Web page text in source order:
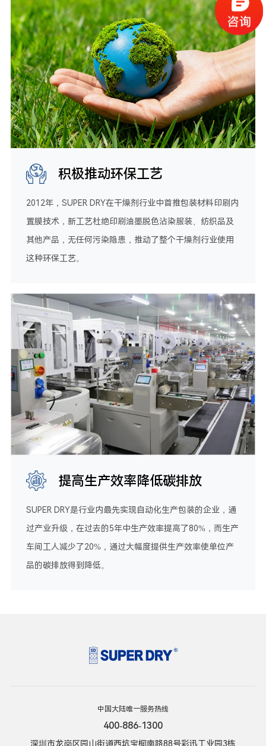
积极推动环保工艺
2012年，SUPER DRY在干燥剂行业中首推包装材料印刷内
置膜技术，新工艺杜绝印刷油墨脱色沾染服装、纺织品及
其他产品，无任何污染隐患，推动了整个干燥剂行业使用
这种环保工艺。
提高生产效率降低碳排放
SUPER DRY是行业内最先实现自动化生产包装的企业，通
过产业升级，在过去的5年中生产效率提高了80%，而生产
车间工人减少了20%，通过大幅度提供生产效率使单位产
品的碳排放得到降低。
中国大陆唯一服务热线
400-886-1300
深圳市龙岗区园山街道西坑宝桐南路88号彩迅工业园3栋